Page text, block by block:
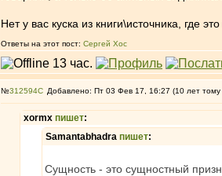
Нет у вас куска из книги\источника, где
Ответы на этот пост: Сергей Хос
№312594 Добавлено: Пт 03 Фев 17, 16:27 (10 лет тому
xormx пишет:
Samantabhadra пишет:
Сущность - это сущностный